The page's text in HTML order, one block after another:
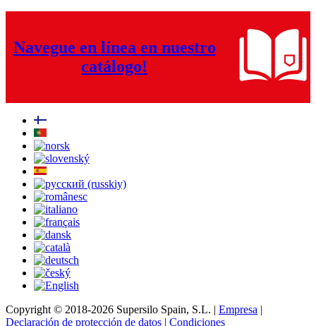
Navegue en línea en nuestro
catálogo!
Copyright © 2018-2026 Supersilo Spain, S.L. | Empresa |
Declaración de protección de datos | Condiciones